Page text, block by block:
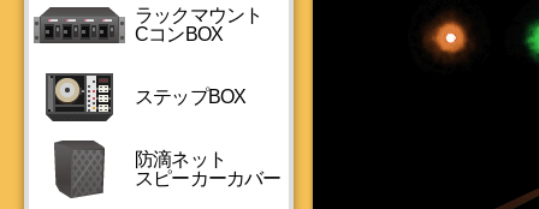
ラックマウント
CコンBOX
ステップBOX
防滴ネット
スピーカーカバー